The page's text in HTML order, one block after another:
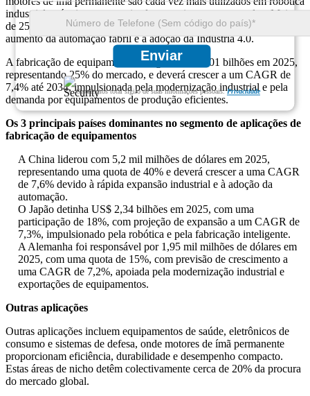
Enviar
Garantimos total sigilo de suas informações pessoais.Privacidade
industrial, máquinas automatizadas e equipamentos pesados. Mais
de 25% da demanda do mercado surge deste segmento devido ao
aumento da automação fabril e à adoção da Indústria 4.0.
A fabricação de equipamentos atingiu US$ 13,01 bilhões em 2025,
representando 25% do mercado, e deverá crescer a um CAGR de
7,4% até 2034, impulsionada pela modernização industrial e pela
demanda por equipamentos de produção eficientes.
Os 3 principais países dominantes no segmento de aplicações de
fabricação de equipamentos
A China liderou com 5,2 mil milhões de dólares em 2025,
representando uma quota de 40% e deverá crescer a uma CAGR
de 7,6% devido à rápida expansão industrial e à adoção da
automação.
O Japão detinha US$ 2,34 bilhões em 2025, com uma
participação de 18%, com projeção de expansão a um CAGR de
7,3%, impulsionado pela robótica e pela fabricação inteligente.
A Alemanha foi responsável por 1,95 mil milhões de dólares em
2025, com uma quota de 15%, com previsão de crescimento a
uma CAGR de 7,2%, apoiada pela modernização industrial e
exportações de equipamentos.
Outras aplicações
Outras aplicações incluem equipamentos de saúde, eletrônicos de
consumo e sistemas de defesa, onde motores de ímã permanente
proporcionam eficiência, durabilidade e desempenho compacto.
Estas áreas de nicho detêm colectivamente cerca de 20% da procura
do mercado global.